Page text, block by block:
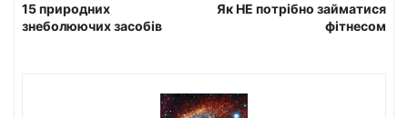
15 природних
знеболюючих засобів
Як НЕ потрібно займатися
фітнесом